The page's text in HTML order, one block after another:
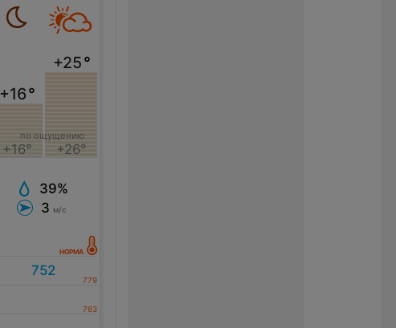
+16°
+16°
+25°
+26°
по ощущению
39%
3 м/с